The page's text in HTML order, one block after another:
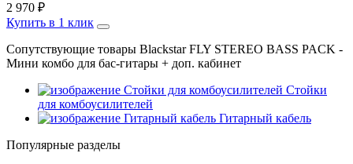
2 970 ₽
Купить в 1 клик
Сопутствующие товары Blackstar FLY STEREO BASS PACK -
Мини комбо для бас-гитары + доп. кабинет
Стойки
для комбоусилителей
Гитарный кабель
Популярные разделы